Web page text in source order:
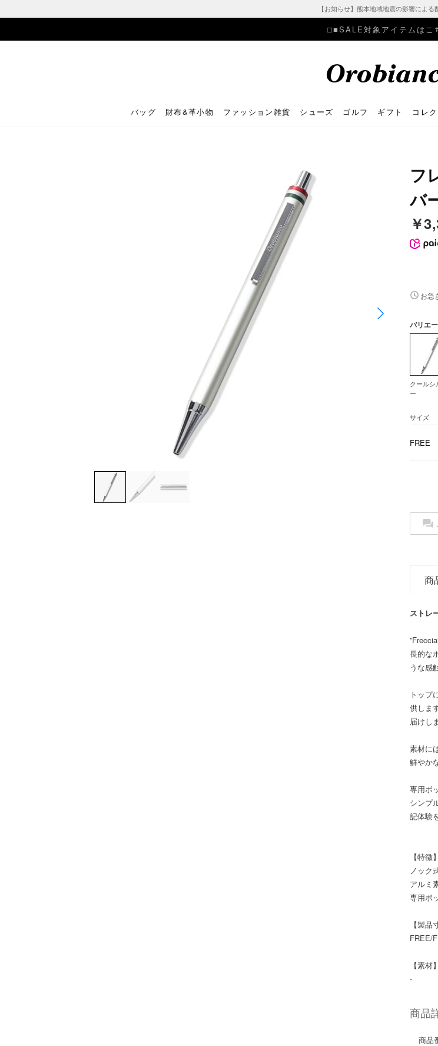
【お知らせ】熊本地域地震の影響による
□■SALE対象アイテムはこ
バッグ 財布&革小物 ファッション雑貨 シューズ ゴルフ ギフト コレ
フ
バ
￥
お急
バリエ
クールシ
ー
サイズ
FREE
商
ストレ
長的な
うな感
トップ
供しま
届けし
素材に
鮮やか
専用ボ
シンプ
記体験
【特徴】
ノック
アルミ
専用ボ
【製品
FREE/
【素材】
-
商品
商品